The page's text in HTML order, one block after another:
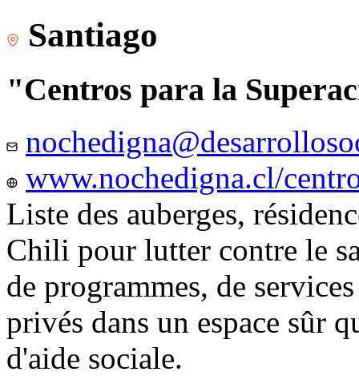
Santiago
"Centros para la
www.nochedigna.cl/
Liste des auberges,
Chili pour lutter contre le
de programmes, de
privés dans un espace sûr
d'aide sociale.